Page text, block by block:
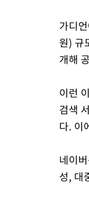
가디
원) 규
개해
이런
검색
다. 이
네이
성, 대